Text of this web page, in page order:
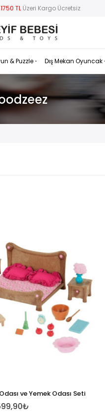
1750 TL Üzeri Kargo Ücretsiz
& Puzzle Dış Mekan Oyuncak
ve Yemek Odası Seti